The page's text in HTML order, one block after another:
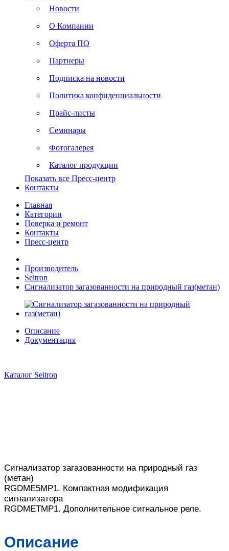
Новости
О Компании
Оферта ПО
Партнеры
Подписка на новости
Политика конфиденциальности
Прайс-листы
Семинары
Фотогалерея
Каталог продукции
Показать все Пресс-центр
Контакты
Главная
Категории
Поверка и ремонт
Контакты
Пресс-центр
Производитель
Seitron
Сигнализатор загазованности на природный газ(метан)
Описание
Документация
Каталог Seitron
Сигнализатор загазованности на природный газ
(метан)
RGDME5MP1. Компактная модификация
сигнализатора
RGDMETMP1. Дополнительное сигнальное реле.
Описание